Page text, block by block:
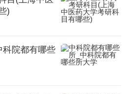
)
科院都有哪些